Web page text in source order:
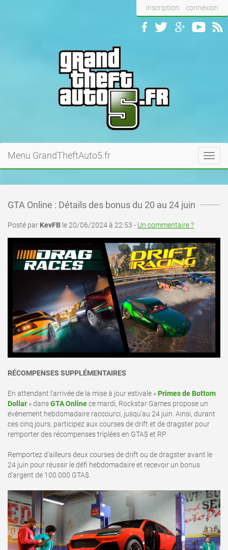
inscription connexion
Menu GrandTheftAuto5.fr
GTA Online : Détails des bonus du 20 au 24 juin
Posté par KevFB le 20/06/2024 à 22:53 - Un commentaire ?
RÉCOMPENSES SUPPLÉMENTAIRES
En attendant l'arrivée de la mise à jour estivale «Primes de Bottom
Dollar » dansGTA Onlinece mardi, Rockstar Games propose un
évènement hebdomadaire raccourci, jusqu'au 24 juin. Ainsi, durant
ces cinq jours, participez aux courses de drift et de dragster pour
remporter des récompenses triplées en GTA$ et RP.
Remportez d'ailleurs deux courses de drift ou de dragster avant le
24 juin pour réussir le défi hebdomadaire et recevoir un bonus
d'argent de 100 000 GTA$.